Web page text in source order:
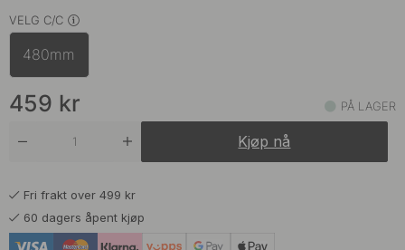
Matt Sort
Brun
Grå
Matt Hvit
VELG C/C
480mm
459 kr PÅ LAGER
Kjøp nå
Fri frakt over 499 kr
60 dagers åpent kjøp